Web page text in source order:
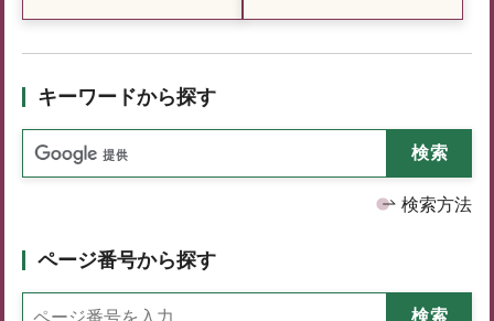
キーワードから探す
検索方法
ページ番号から探す